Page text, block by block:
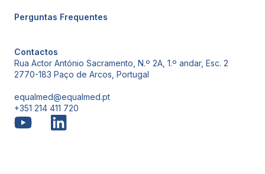
Perguntas Frequentes
Contactos
Rua Actor António Sacramento, N.º 2A, 1.º andar, Esc. 2
2770-183 Paço de Arcos, Portugal
equalmed@equalmed.pt
+351 214 411 720